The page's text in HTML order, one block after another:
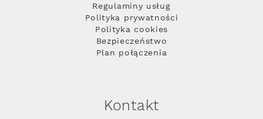
Regulaminy usług
Polityka prywatności
Polityka cookies
Bezpieczeństwo
Plan połączenia
Kontakt